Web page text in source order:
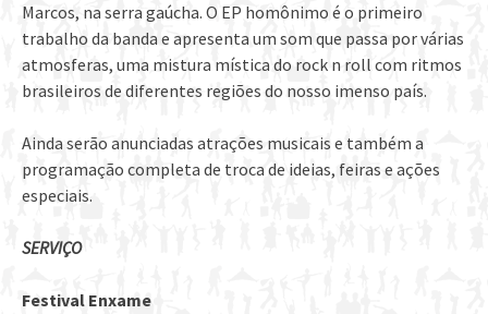
Marcos, na serra gaúcha. O EP homônimo é o primeiro
trabalho da banda e apresenta um som que passa por várias
atmosferas, uma mistura mística do rock n roll com ritmos
brasileiros de diferentes regiões do nosso imenso país.
Ainda serão anunciadas atrações musicais e também a
programação completa de troca de ideias, feiras e ações
especiais.
SERVIÇO
Festival Enxame